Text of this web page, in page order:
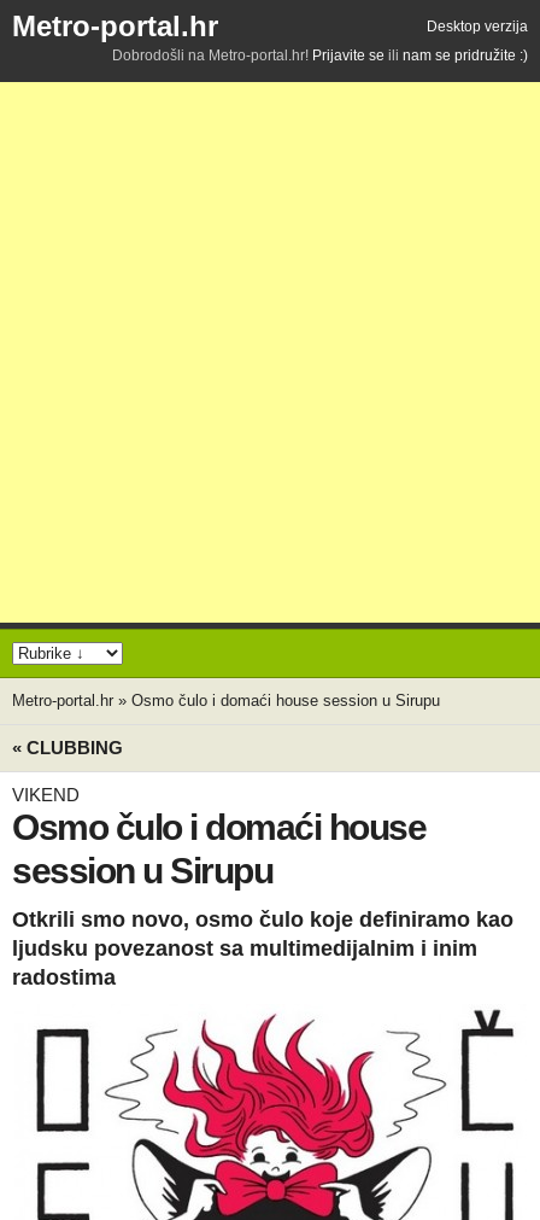
Metro-portal.hr
Desktop verzija
Dobrodošli na Metro-portal.hr! Prijavite se ili nam se pridružite :)
Metro-portal.hr » Osmo čulo i domaći house session u Sirupu
« CLUBBING
VIKEND
Osmo čulo i domaći house
session u Sirupu
Otkrili smo novo, osmo čulo koje definiramo kao
ljudsku povezanost sa multimedijalnim i inim
radostima